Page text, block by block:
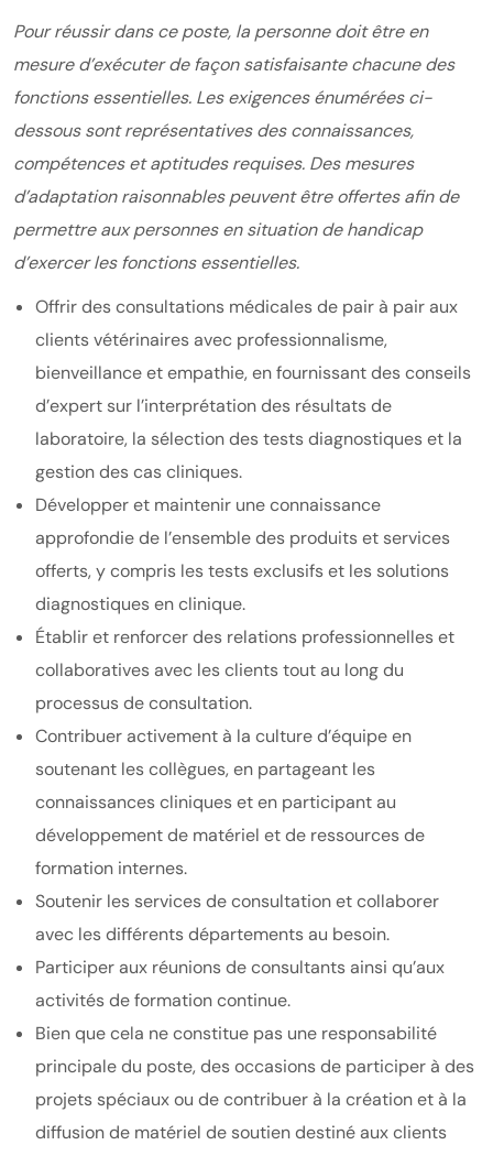
Pour réussir dans ce poste, la personne doit être en
mesure d’exécuter de façon satisfaisante chacune des
fonctions essentielles. Les exigences énumérées ci-
dessous sont représentatives des connaissances,
compétences et aptitudes requises. Des mesures
d’adaptation raisonnables peuvent être offertes afin de
permettre aux personnes en situation de handicap
d’exercer les fonctions essentielles.
Offrir des consultations médicales de pair à pair aux
clients vétérinaires avec professionnalisme,
bienveillance et empathie, en fournissant des conseils
d’expert sur l’interprétation des résultats de
laboratoire, la sélection des tests diagnostiques et la
gestion des cas cliniques.
Développer et maintenir une connaissance
approfondie de l’ensemble des produits et services
offerts, y compris les tests exclusifs et les solutions
diagnostiques en clinique.
Établir et renforcer des relations professionnelles et
collaboratives avec les clients tout au long du
processus de consultation.
Contribuer activement à la culture d’équipe en
soutenant les collègues, en partageant les
connaissances cliniques et en participant au
développement de matériel et de ressources de
formation internes.
Soutenir les services de consultation et collaborer
avec les différents départements au besoin.
Participer aux réunions de consultants ainsi qu’aux
activités de formation continue.
Bien que cela ne constitue pas une responsabilité
principale du poste, des occasions de participer à des
projets spéciaux ou de contribuer à la création et à la
diffusion de matériel de soutien destiné aux clients